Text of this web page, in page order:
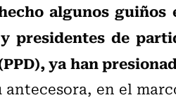
algunos
presidentes de
ya han
en el